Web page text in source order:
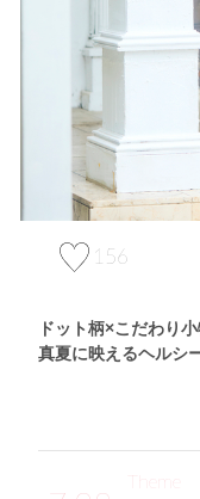
156
ドット柄×こだわり
真夏に映えるヘルシ
Theme